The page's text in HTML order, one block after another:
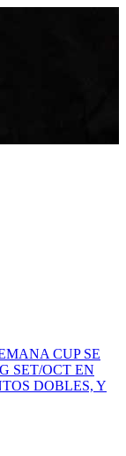
CUP SE
SET/OCT EN
DOBLES, Y